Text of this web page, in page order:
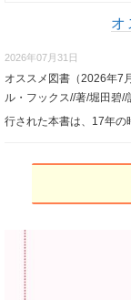
2026年07月31日
オススメ図書（2026年7
ル・フックス//著/堀田碧
行された本書は、17年